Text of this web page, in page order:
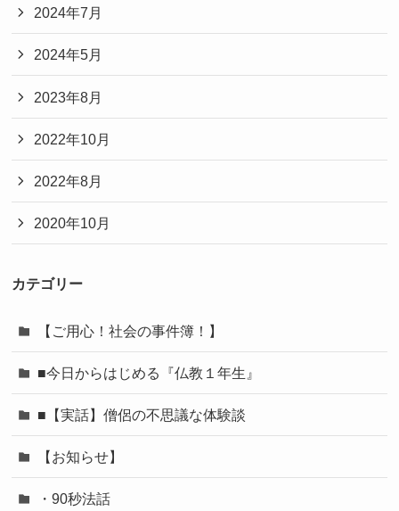
2024年7月
2024年5月
2023年8月
2022年10月
2022年8月
2020年10月
カテゴリー
【ご用心！社会の事件簿！】
■今日からはじめる『仏教１年生』
■【実話】僧侶の不思議な体験談
【お知らせ】
・90秒法話